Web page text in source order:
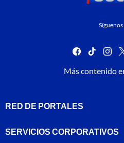
Síguenos
facebook
tiktok
Más contenido
RED DE PORTALES
SERVICIOS CORPORATIVOS